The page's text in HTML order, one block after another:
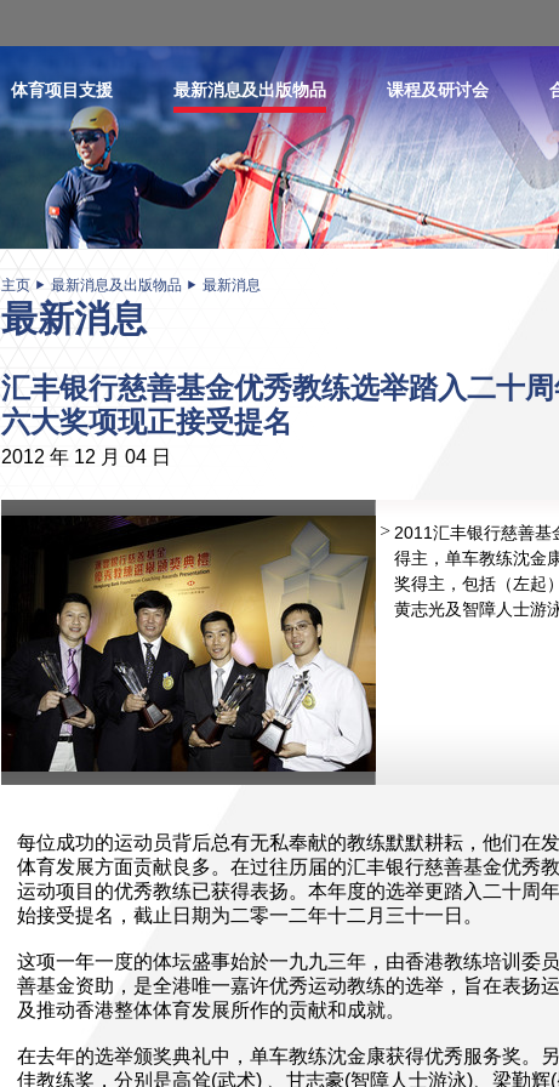
体育项目支援 最新消息及出版物品 课程及研讨会
主页 最新消息及出版物品 最新消息
最新消息
汇丰银行慈善基金优秀教练选举踏入二十
六大奖项现正接受提名
2012 年 12 月 04 日
2011汇丰银行慈善基
得主，单车教练沈金
奖得主，包括（左起
黄志光及智障人士游
每位成功的运动员背后总有无私奉献的教练默默耕耘，他们在
体育发展方面贡献良多。在过往历届的汇丰银行慈善基金优秀
运动项目的优秀教练已获得表扬。本年度的选举更踏入二十周
始接受提名，截止日期为二零一二年十二月三十一日。
这项一年一度的体坛盛事始於一九九三年，由香港教练培训委
善基金资助，是全港唯一嘉许优秀运动教练的选举，旨在表扬
及推动香港整体体育发展所作的贡献和成就。
在去年的选举颁奖典礼中，单车教练沈金康获得优秀服务奖。
佳教练奖，分别是高耸(武术) 、甘志豪(智障人士游泳)、梁勤辉(